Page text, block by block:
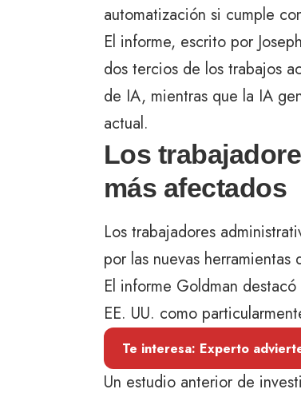
automatización si cumple
El informe, escrito por
dos tercios de los trabajos
de IA, mientras que la IA
actual.
Los
más afectados
Los trabajadores
por las nuevas herramientas
El informe Goldman
EE. UU. como
Te interesa: Experto
Un estudio anterior de